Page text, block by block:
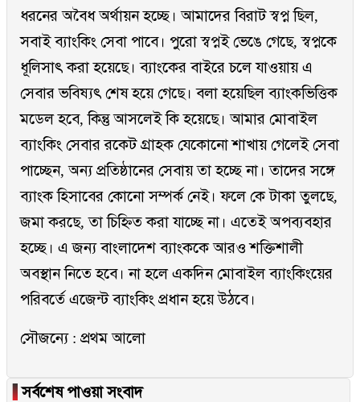
ধরনের অবৈধ অর্থায়ন হচ্ছে। আমাদের বিরাট স্বপ্ন ছিল,
সবাই ব্যাংকিং সেবা পাবে। পুরো স্বপ্নই ভেঙে গেছে, স্বপ্নকে
ধূলিসাৎ করা হয়েছে। ব্যাংকের বাইরে চলে যাওয়ায় এ
সেবার ভবিষ্যৎ শেষ হয়ে গেছে। বলা হয়েছিল ব্যাংকভিত্তিক
মডেল হবে, কিন্তু আসলেই কি হয়েছে। আমার মোবাইল
ব্যাংকিং সেবার রকেট গ্রাহক যেকোনো শাখায় গেলেই সেবা
পাচ্ছেন, অন্য প্রতিষ্ঠানের সেবায় তা হচ্ছে না। তাদের সঙ্গে
ব্যাংক হিসাবের কোনো সম্পর্ক নেই। ফলে কে টাকা তুলছে,
জমা করছে, তা চিহ্নিত করা যাচ্ছে না। এতেই অপব্যবহার
হচ্ছে। এ জন্য বাংলাদেশ ব্যাংককে আরও শক্তিশালী
অবস্থান নিতে হবে। না হলে একদিন মোবাইল ব্যাংকিংয়ের
পরিবর্তে এজেন্ট ব্যাংকিং প্রধান হয়ে উঠবে।
সৌজন্যে : প্রথম আলো
▐সর্বশেষ পাওয়া সংবাদ